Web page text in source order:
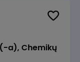
a), Chemikų